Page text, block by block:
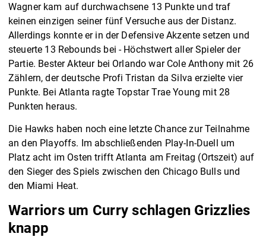
Wagner kam auf durchwachsene 13 Punkte und traf
keinen einzigen seiner fünf Versuche aus der Distanz.
Allerdings konnte er in der Defensive Akzente setzen und
steuerte 13 Rebounds bei - Höchstwert aller Spieler der
Partie. Bester Akteur bei Orlando war Cole Anthony mit 26
Zählern, der deutsche Profi Tristan da Silva erzielte vier
Punkte. Bei Atlanta ragte Topstar Trae Young mit 28
Punkten heraus.
Die Hawks haben noch eine letzte Chance zur Teilnahme
an den Playoffs. Im abschließenden Play-In-Duell um
Platz acht im Osten trifft Atlanta am Freitag (Ortszeit) auf
den Sieger des Spiels zwischen den Chicago Bulls und
den Miami Heat.
Warriors um Curry schlagen Grizzlies
knapp